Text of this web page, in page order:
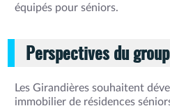
équipés pour séniors.
Perspectives du
Les Girandières souhaitent
immobilier de résidences